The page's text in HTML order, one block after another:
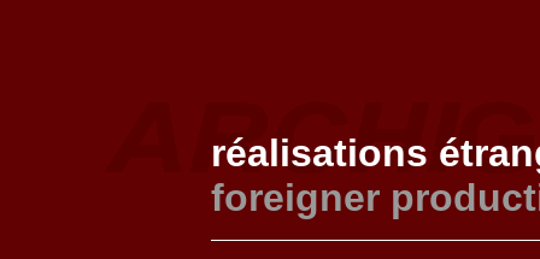
réalisations
foreigner